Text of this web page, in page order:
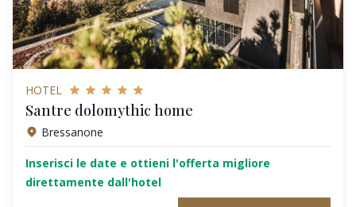
HOTEL
Santre dolomythic home
Bressanone
Inserisci le date e ottieni l'offerta migliore
direttamente dall'hotel